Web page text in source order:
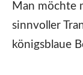
Man möchte
sinnvoller
königsblaue